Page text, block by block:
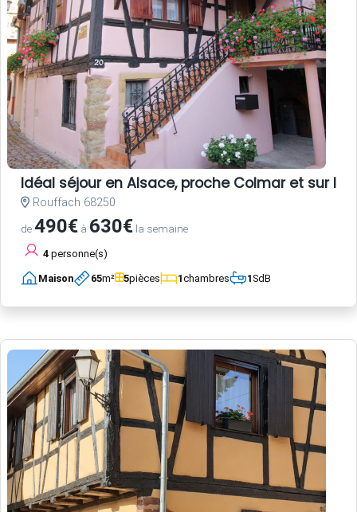
Idéal séjour en Alsace, proche Colmar et sur la
Rouffach 68250
de490€ à 630€ la semaine
4 personne(s)
Maison 65m² 5pièces 1chambres 1SdB